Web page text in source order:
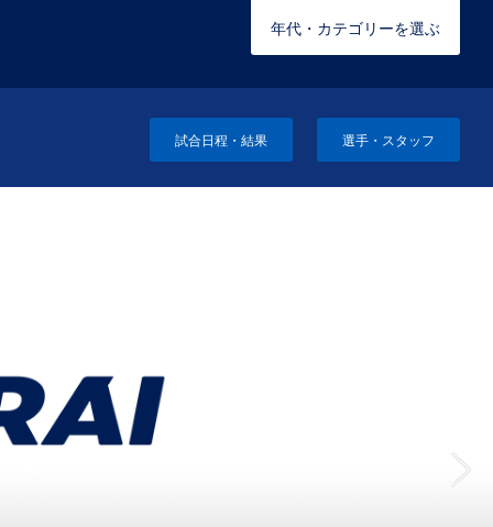
年代・カテゴリーを選ぶ
試合日程・結果 選手・スタッフ